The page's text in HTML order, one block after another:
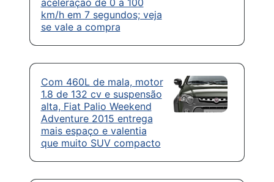
aceleração de 0 a 100
km/h em 7 segundos; veja
se vale a compra
Com 460L de mala, motor
1.8 de 132 cv e suspensão
alta, Fiat Palio Weekend
Adventure 2015 entrega
mais espaço e valentia
que muito SUV compacto